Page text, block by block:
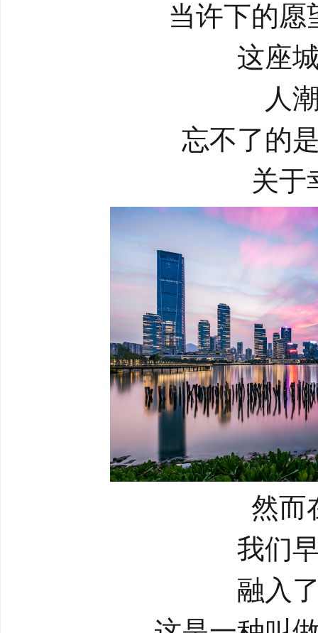
当许下的愿
这座
人
忘不了的
关于
然而
我们
融入